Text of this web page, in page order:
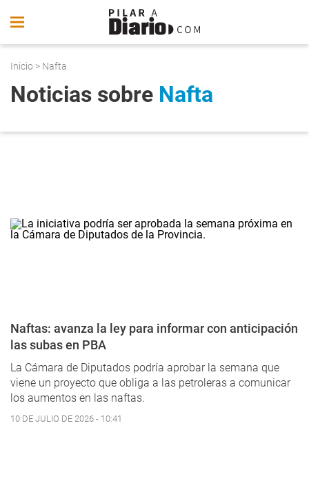
Inicio > Nafta
Noticias sobre Nafta
Naftas: avanza la ley para informar con anticipación
las subas en PBA
La Cámara de Diputados podría aprobar la semana que
viene un proyecto que obliga a las petroleras a comunicar
los aumentos en las naftas.
10 DE JULIO DE 2026 - 10:41